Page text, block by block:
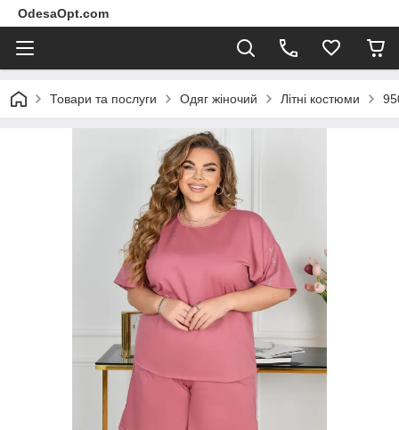
OdesaOpt.com
Товари та послуги Одяг жіночий Літні костюми